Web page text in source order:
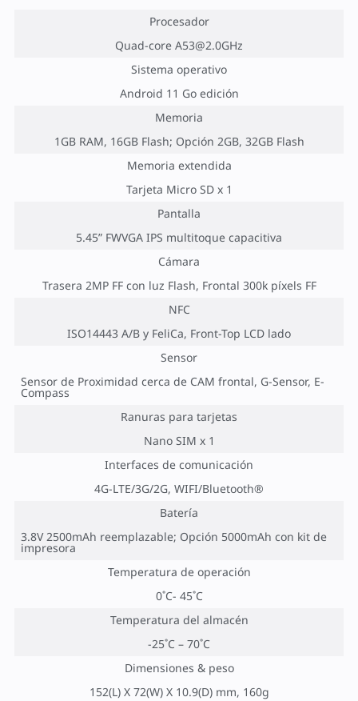
Procesador
Quad-core A53@2.0GHz
Sistema operativo
Android 11 Go edición
Memoria
1GB RAM, 16GB Flash; Opción 2GB, 32GB Flash
Memoria extendida
Tarjeta Micro SD x 1
Pantalla
5.45” FWVGA IPS multitoque capacitiva
Cámara
Trasera 2MP FF con luz Flash, Frontal 300k píxels FF
NFC
ISO14443 A/B y FeliCa, Front-Top LCD lado
Sensor
Sensor de Proximidad cerca de CAM frontal, G-Sensor, E-
Compass
Ranuras para tarjetas
Nano SIM x 1
Interfaces de comunicación
4G-LTE/3G/2G, WIFI/Bluetooth®
Batería
3.8V 2500mAh reemplazable; Opción 5000mAh con kit de
impresora
Temperatura de operación
0˚C- 45˚C
Temperatura del almacén
-25˚C – 70˚C
Dimensiones & peso
152(L) X 72(W) X 10.9(D) mm, 160g